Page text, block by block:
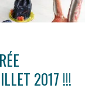
2017 !!!